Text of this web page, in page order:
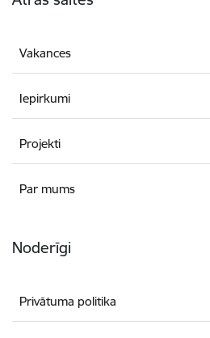
Vakances
Iepirkumi
Projekti
Par mums
Noderīgi
Privātuma politika